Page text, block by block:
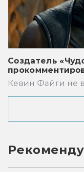
Создатель
Кевин Файги не